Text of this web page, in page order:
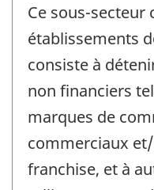
Ce sous-secteur
établissements
consiste à
non financiers
marques de
commerciaux
franchise, et à